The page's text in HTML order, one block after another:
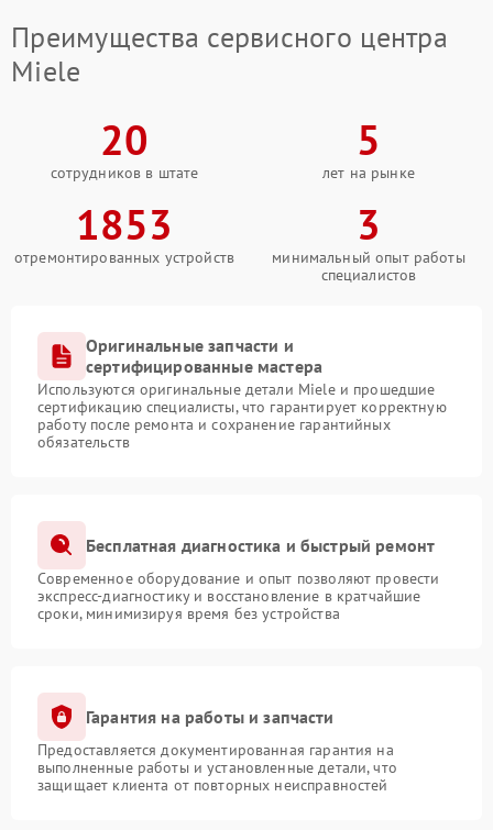
Преимущества сервисного центра
Miele
20
сотрудников в штате
5
лет на рынке
1853
отремонтированных устройств
3
минимальный опыт работы
специалистов
Оригинальные запчасти и
сертифицированные мастера
Используются оригинальные детали Miele и прошедшие
сертификацию специалисты, что гарантирует корректную
работу после ремонта и сохранение гарантийных
обязательств
Бесплатная диагностика и быстрый ремонт
Современное оборудование и опыт позволяют провести
экспресс-диагностику и восстановление в кратчайшие
сроки, минимизируя время без устройства
Гарантия на работы и запчасти
Предоставляется документированная гарантия на
выполненные работы и установленные детали, что
защищает клиента от повторных неисправностей